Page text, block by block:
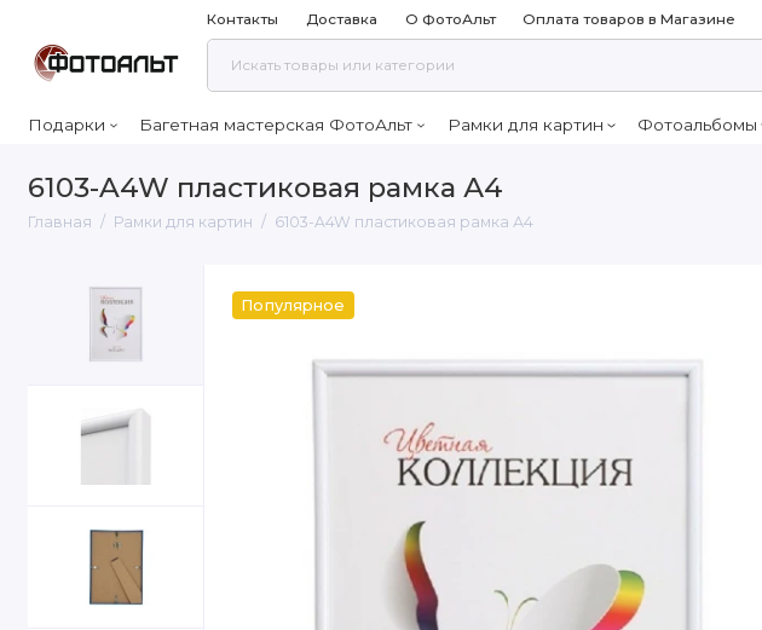
Контакты Доставка О ФотоАльт Оплата товаров в Магазине
Подарки Багетная мастерская ФотоАльт Рамки для картин Фотоальбомы
6103-A4W пластиковая рамка А4
Главная Рамки для картин 6103-A4W пластиковая рамка А4
Популярное